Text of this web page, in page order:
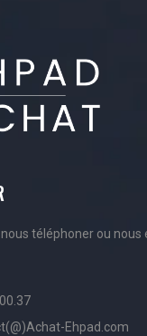
téléphoner ou nous
Ehpad.com